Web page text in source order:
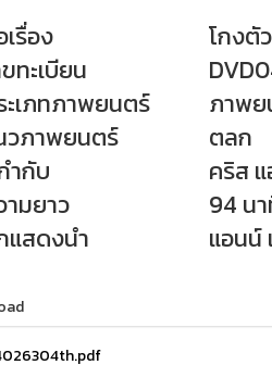
รื่อง
โกงตั
ทะเบียน
ะเภทภาพยนตร์
ภาพย
วภาพยนตร์
ตลก
ำกับ
คริส
ามยาว
94 น
สดงนำ
แอนน์